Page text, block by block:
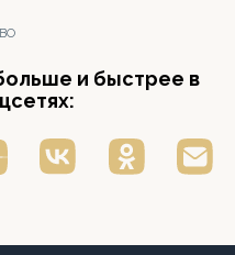
и быстрее в